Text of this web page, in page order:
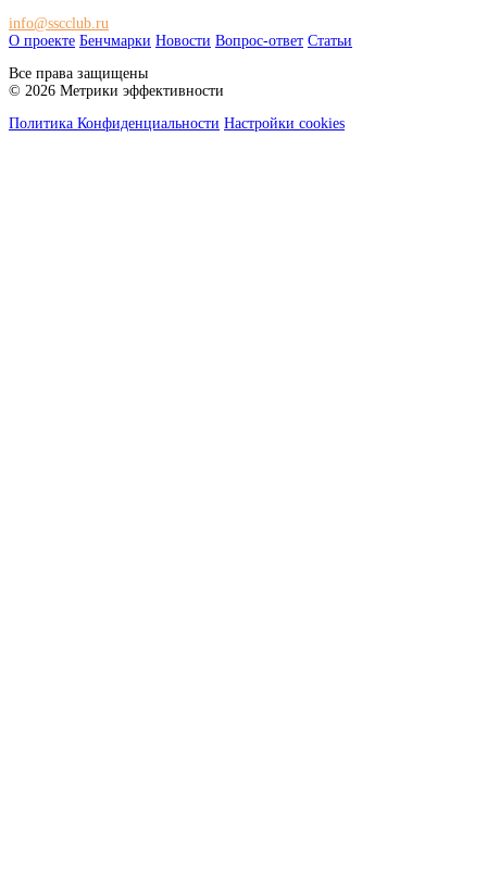
info@sscclub.ru
О проекте Бенчмарки Новости Вопрос-ответ Статьи
Все права защищены
© 2026 Метрики эффективности
Политика Конфиденциальности Настройки cookies